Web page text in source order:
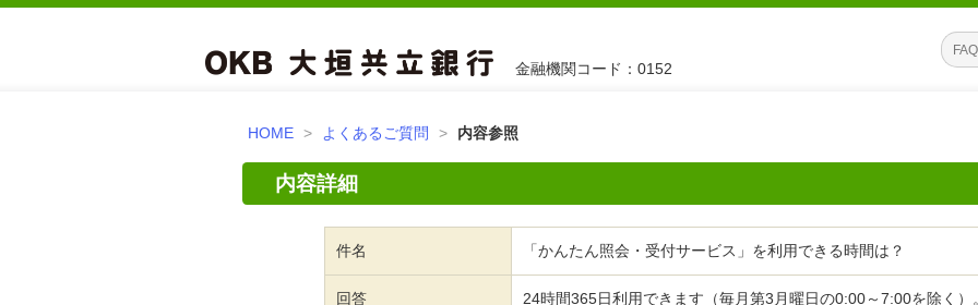
金融機関コード：0152
HOME > よくあるご質問 > 内容参照
内容詳細
件名 「かんたん照会・受付サービス」を利用できる時間は？
回答 24時間365日利用できます（毎月第3月曜日の0:00～7:00を除く）